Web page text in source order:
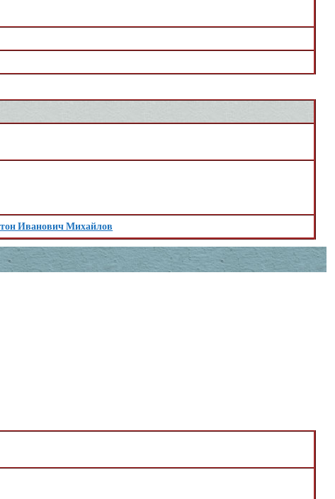
Иванович Михайлов